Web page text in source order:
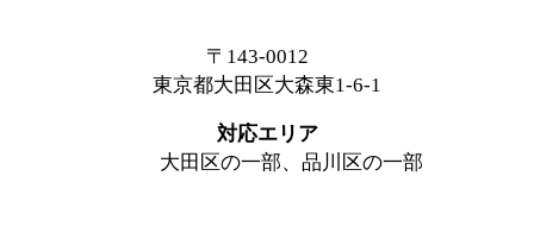
〒143-0012
東京都大田区大森東1-6-1
対応エリア
大田区の一部、品川区の一部